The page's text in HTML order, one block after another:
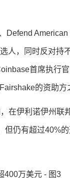
Defend
人，同时反对持
首席执行
的资助方
在伊利诺伊州联
但仍有超过40%